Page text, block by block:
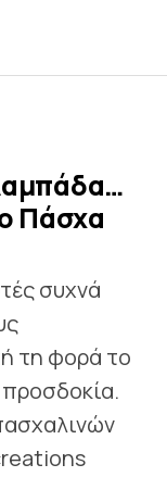
Πάσχα
συχνά
τη φορά το